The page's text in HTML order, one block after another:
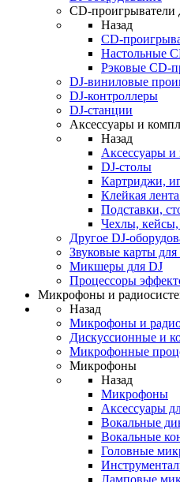
CD-проигрыватели
Назад
CD-
Настольные
Рэковые CD-
DJ-виниловые
DJ-контроллеры
DJ-станции
Аксессуары и
Назад
Аксессуары
DJ-столы
Картриджи,
Клейкая
Подставки,
Чехлы,
Другое DJ-
Звуковые карты для
Микшеры для DJ
Процессоры
Микрофоны и
Назад
Микрофоны и
Дискуссионные и
Микрофонные
Микрофоны
Назад
Микрофоны
Аксессуары
Вокальные
Вокальные
Головные
Ламповые